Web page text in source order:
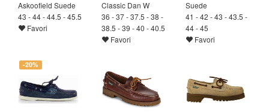
Askoofield Suede
43 - 44 - 44.5 - 45.5
Favori
Classic Dan W
36 - 37 - 37.5 - 38 -
38.5 - 39 - 40 - 40.5
Favori
Suede
41 - 42 - 43 - 43.5 -
44 - 45
Favori
-20%